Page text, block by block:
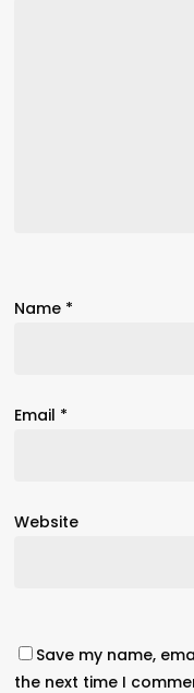
Name *
Email *
Website
Save my name,
the next time I